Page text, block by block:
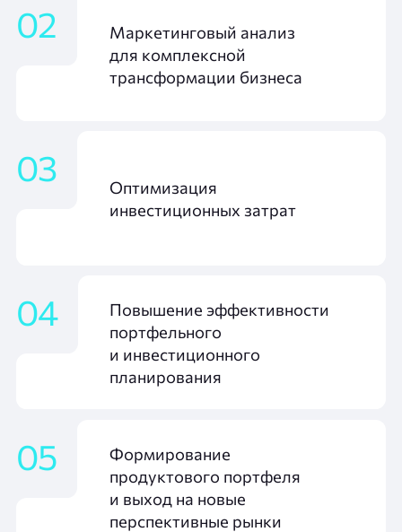
02
Маркетинговый анализ
для комплексной
трансформации бизнеса
03
Оптимизация
инвестиционных затрат
04
Повышение эффективности
портфельного
и инвестиционного
планирования
05
Формирование
продуктового портфеля
и выход на новые
перспективные рынки